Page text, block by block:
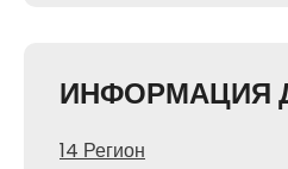
ИНФОРМАЦИЯ
14 Регион